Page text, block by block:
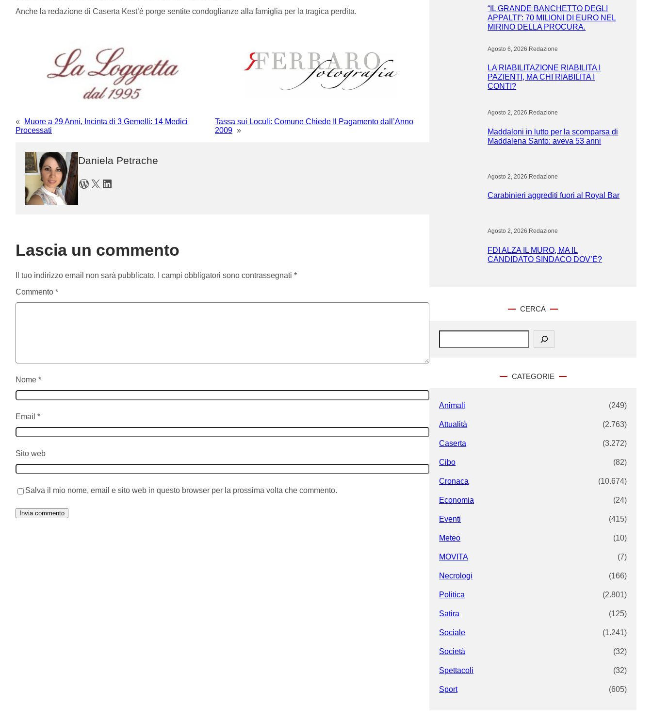
Anche la redazione di Caserta Kest’è porge sentite condoglianze alla famiglia per la tragica perdita.
«
Muore a 29 Anni, Incinta di 3 Gemelli: 14 Medici
Processati
Tassa sui Loculi: Comune Chiede Il Pagamento dall’Anno
2009 »
Daniela Petrache
WordPress X LinkedIn
Lascia un commento
Il tuo indirizzo email non sarà pubblicato. I campi obbligatori sono contrassegnati *
Commento *
Nome *
Email *
Sito web
Salva il mio nome, email e sito web in questo browser per la prossima volta che commento.
“IL GRANDE BANCHETTO DEGLI
APPALTI”: 70 MILIONI DI EURO NEL
MIRINO DELLA PROCURA.
Agosto 6, 2026 Redazione
LA RIABILITAZIONE RIABILITA I
PAZIENTI, MA CHI RIABILITA I
CONTI?
Agosto 2, 2026.Redazione
Maddaloni in lutto per la scomparsa di
Maddalena Santo: aveva 53 anni
Agosto 2, 2026 Redazione
Carabinieri aggrediti fuori al Royal Bar
Agosto 2, 2026.Redazione
FDI ALZA IL MURO, MA IL
CANDIDATO SINDACO DOV’È?
CERCA
S
CATEGORIE
Animali (249)
Attualità (2.763)
Caserta (3.272)
Cibo (82)
Cronaca (10.674)
Economia (24)
Eventi (415)
Meteo (10)
MOVITA (7)
Necrologi (166)
Politica (2.801)
Satira (125)
Sociale (1.241)
Società (32)
Spettacoli (32)
Sport (605)